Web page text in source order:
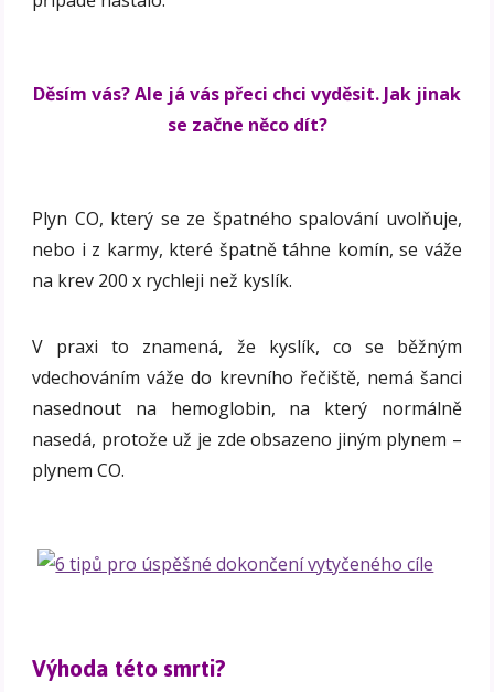
Děsím vás? Ale já vás přeci chci vyděsit. Jak jinak
se začne něco dít?
Plyn CO, který se ze špatného spalování uvolňuje,
nebo i z karmy, které špatně táhne komín, se váže
na krev 200 x rychleji než kyslík.
V praxi to znamená, že kyslík, co se běžným
vdechováním váže do krevního řečiště, nemá šanci
nasednout na hemoglobin, na který normálně
nasedá, protože už je zde obsazeno jiným plynem –
plynem CO.
Výhoda této smrti?